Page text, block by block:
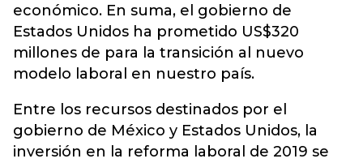
económico. En suma, el gobierno de
Estados Unidos ha prometido US$320
millones de para la transición al nuevo
modelo laboral en nuestro país.
Entre los recursos destinados por el
gobierno de México y Estados Unidos, la
inversión en la reforma laboral de 2019 se